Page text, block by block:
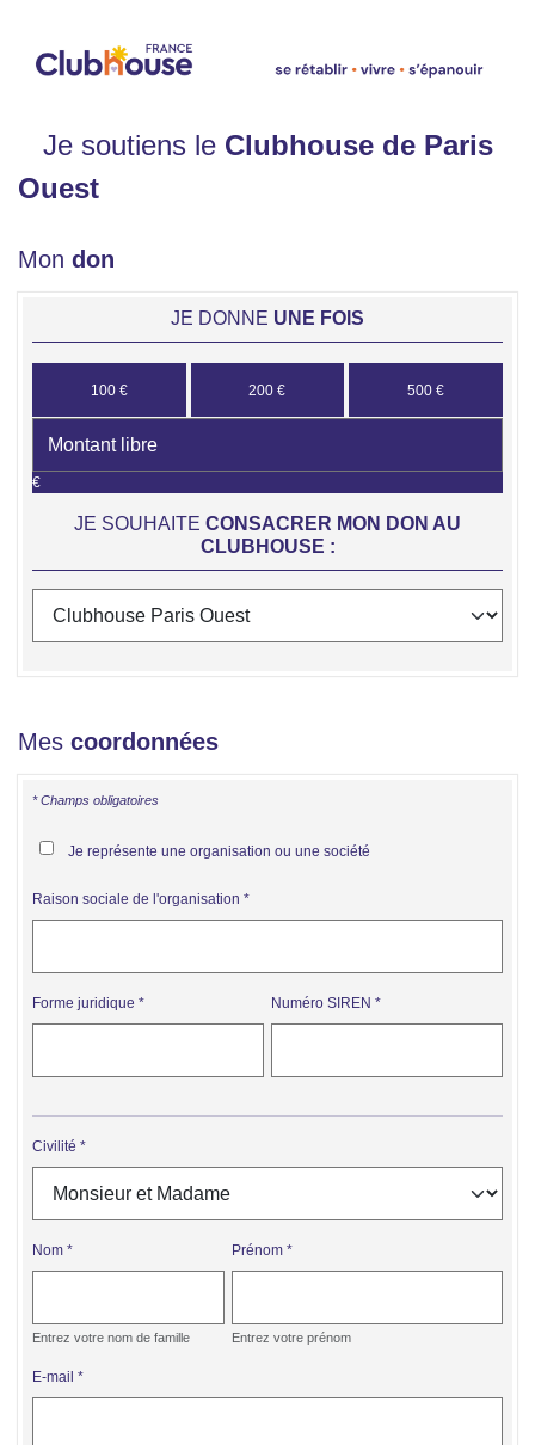
Je soutiens le Clubhouse de Paris
Ouest
Mon don
JE DONNE UNE FOIS
100 € 200 € 500 €
€
JE SOUHAITE CONSACRER MON DON AU
CLUBHOUSE :
Mes coordonnées
* Champs obligatoires
Je représente une organisation ou une société
Raison sociale de l'organisation
Forme juridique Numéro SIREN
Civilité
Nom
Entrez votre nom de famille
Prénom
Entrez votre prénom
E-mail